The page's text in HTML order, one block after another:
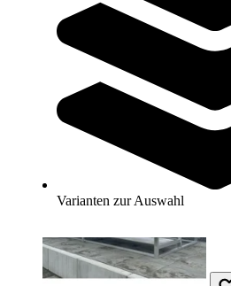
Varianten zur Auswahl
Mobile Zuschauertribüne 12-Sitzer
1.999,00 €
Zum Produkt
Längere Lieferzeit